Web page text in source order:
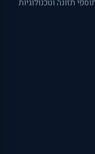
תזונה וטכנולוגיות